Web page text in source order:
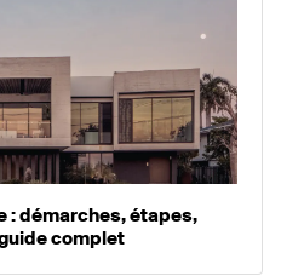
: démarches, étapes,
complet